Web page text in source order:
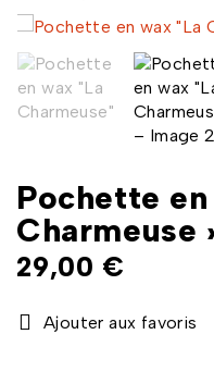
Pochette en
Charmeuse
29,00 €